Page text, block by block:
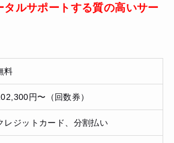
タルサポートする質の高いサー
料
円〜（回数券）
レジットカード、分割払い